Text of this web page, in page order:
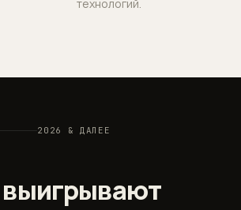
технологий.
2026 & ДАЛЕЕ